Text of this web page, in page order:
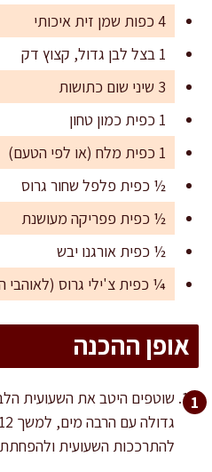
4 כפות שמן זית איכותי
1 בצל לבן גדול, קצוץ דק
3 שיני שום כתושות
1 כפית כמון טחון
1 כפית מלח (או לפי הטעם)
½ כפית פלפל שחור גרוס
½ כפית פפריקה מעושנת
½ כפית אורגנו יבש
¼ כפית צ'ילי גרוס (לאוהבי
אופן ההכנה
שוטפים היטב את השעועית
להתרככות השעועית ולהפחתת